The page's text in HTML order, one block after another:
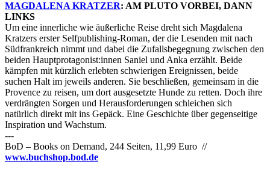
MAGDALENA KRATZER: AM PLUTO VORBEI, DANN
LINKS
Um eine innerliche wie äußerliche Reise dreht sich Magdalena
Kratzers erster Selfpublishing-Roman, der die Lesenden mit nach
Südfrankreich nimmt und dabei die Zufallsbegegnung zwischen den
beiden Hauptprotagonist:innen Saniel und Anka erzählt. Beide
kämpfen mit kürzlich erlebten schwierigen Ereignissen, beide
suchen Halt im jeweils anderen. Sie beschließen, gemeinsam in die
Provence zu reisen, um dort ausgesetzte Hunde zu retten. Doch ihre
verdrängten Sorgen und Herausforderungen schleichen sich
natürlich direkt mit ins Gepäck. Eine Geschichte über gegenseitige
Inspiration und Wachstum.
---
BoD – Books on Demand, 244 Seiten, 11,99 Euro //
www.buchshop.bod.de